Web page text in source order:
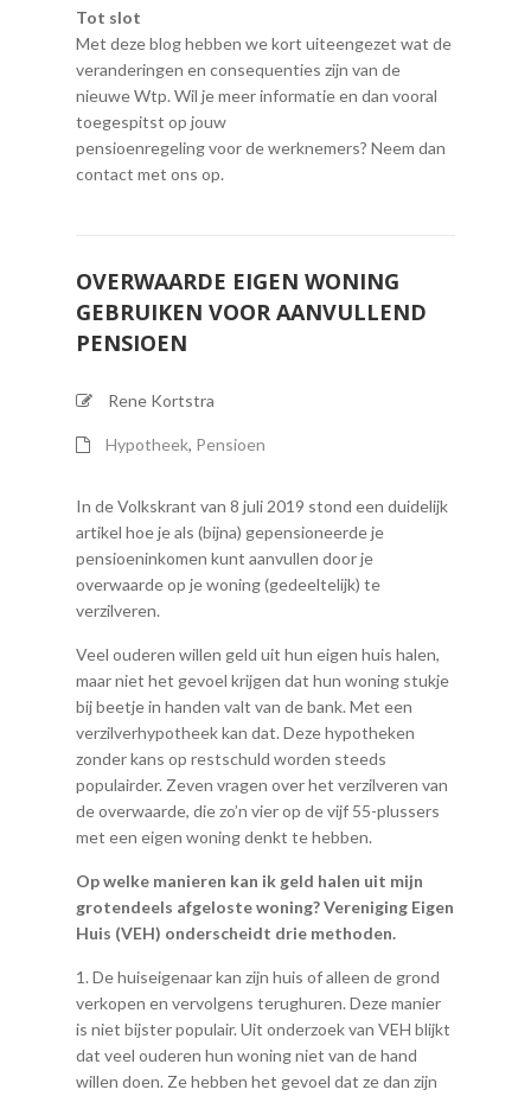
Tot slot
Met deze blog hebben we kort uiteengezet wat de
veranderingen en consequenties zijn van de
nieuwe Wtp. Wil je meer informatie en dan vooral
toegespitst op jouw
pensioenregeling voor de werknemers? Neem dan
contact met ons op.
OVERWAARDE EIGEN WONING
GEBRUIKEN VOOR AANVULLEND
PENSIOEN
Rene Kortstra
Hypotheek, Pensioen
In de Volkskrant van 8 juli 2019 stond een duidelijk
artikel hoe je als (bijna) gepensioneerde je
pensioeninkomen kunt aanvullen door je
overwaarde op je woning (gedeeltelijk) te
verzilveren.
Veel ouderen willen geld uit hun eigen huis halen,
maar niet het gevoel krijgen dat hun woning stukje
bij beetje in handen valt van de bank. Met een
verzilverhypotheek kan dat. Deze hypotheken
zonder kans op restschuld worden steeds
populairder. Zeven vragen over het verzilveren van
de overwaarde, die zo’n vier op de vijf 55-plussers
met een eigen woning denkt te hebben.
Op welke manieren kan ik geld halen uit mijn
grotendeels afgeloste woning? Vereniging Eigen
Huis (VEH) onderscheidt drie methoden.
1. De huiseigenaar kan zijn huis of alleen de grond
verkopen en vervolgens terughuren. Deze manier
is niet bijster populair. Uit onderzoek van VEH blijkt
dat veel ouderen hun woning niet van de hand
willen doen. Ze hebben het gevoel dat ze dan zijn